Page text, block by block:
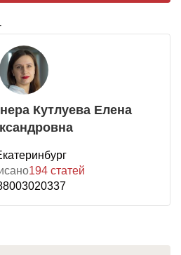
Кутлуева Елена
194 статей